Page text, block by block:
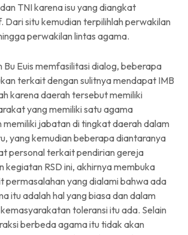
TNI karena isu yang diangkat
Dari situ kemudian terpilihlah perwakilan
perwakilan lintas agama.
Bu Euis memfasilitasi dialog, beberapa
terkait dengan sulitnya mendapat IMB
karena daerah tersebut memiliki
yang memiliki satu agama
jabatan di tingkat daerah dalam
yang kemudian beberapa diantaranya
personal terkait pendirian gereja
kegiatan RSD ini, akhirnya membuka
yang dialami bahwa ada
itu adalah hal yang biasa dan dalam
toleransi itu ada. Selain
berbeda agama itu tidak akan